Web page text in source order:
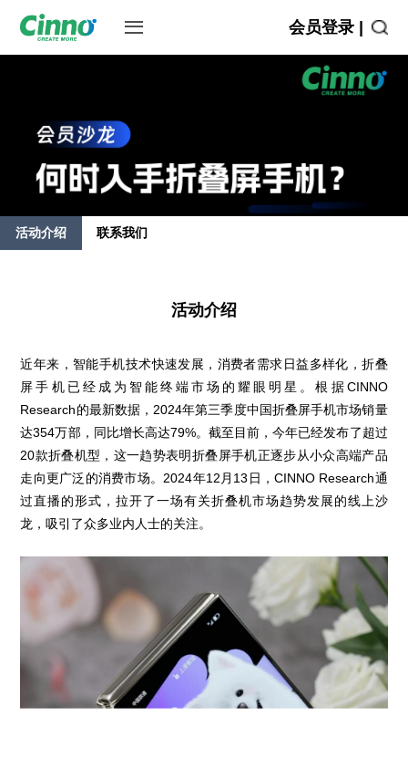
会员登录 |
活动介绍 联系我们
活动介绍
近年来，智能手机技术快速发展，消费者需求日益多样化，折叠
屏手机已经成为智能终端市场的耀眼明星。根据CINNO
Research的最新数据，2024年第三季度中国折叠屏手机市场销量
达354万部，同比增长高达79%。截至目前，今年已经发布了超过
20款折叠机型，这一趋势表明折叠屏手机正逐步从小众高端产品
走向更广泛的消费市场。2024年12月13日，CINNO Research通
过直播的形式，拉开了一场有关折叠机市场趋势发展的线上沙
龙，吸引了众多业内人士的关注。